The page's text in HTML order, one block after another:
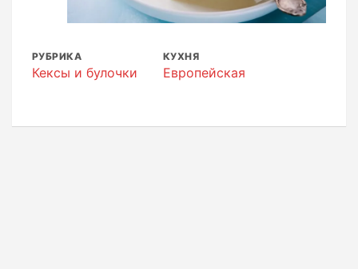
РУБРИКА
Кексы и булочки
КУХНЯ
Европейская